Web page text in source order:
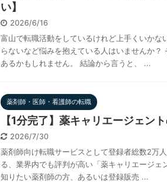
い】
2026/6/16
富山で転職活動をしているけれど上手くいか
らないなど悩みを抱えている人はいませんか
あるかもしれません。 結論から言うと、 ...
薬剤師・医師・看護師の転職
【1分完了】薬キャリエージェン
2026/7/30
薬剤師向け転職サービスとして登録者総数2万
る、業界内でも評判が高い「薬キャリエージ
知りたい薬剤師の方、あるいは登録販売 ...